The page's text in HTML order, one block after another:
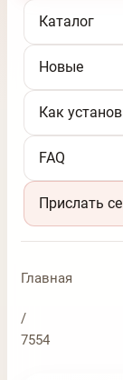
Каталог
Новые
Как
FAQ
Прислать
Главная
/
7554